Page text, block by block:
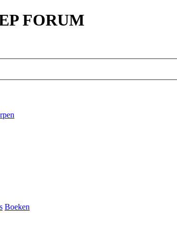
FORUM
Boeken